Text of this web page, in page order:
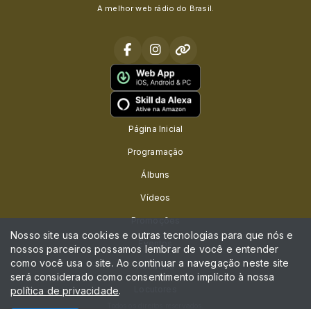
A melhor web rádio do Brasil.
Página Inicial
Programação
Álbuns
Vídeos
Promoções
Eventos
Recados
Nosso site usa cookies e outras tecnologias para que nós e
nossos parceiros possamos lembrar de você e entender
como você usa o site. Ao continuar a navegação neste site
será considerado como consentimento implícito à nossa
política de privacidade.